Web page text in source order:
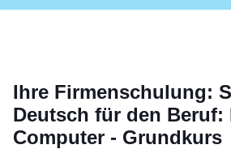
Ihre Firmenschulung:
Deutsch für den Beruf:
Computer - Grundkurs